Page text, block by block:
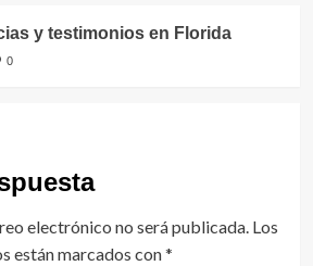
y testimonios en Florida
0
electrónico no será publicada. Los
están marcados con*